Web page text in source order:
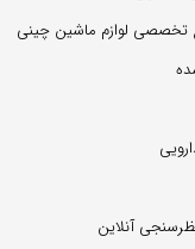
تخصصی لوازم ماشین چینی
آنلاین